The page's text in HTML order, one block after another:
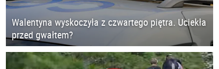
Walentyna wyskoczyła z czwartego piętra. Uciekła
przed gwałtem?